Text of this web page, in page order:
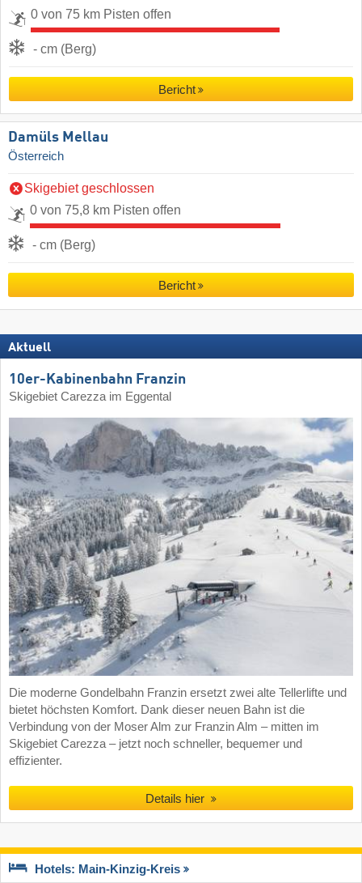
0 von 75 km Pisten offen
- cm (Berg)
Bericht
Damüls Mellau
Österreich
Skigebiet geschlossen
0 von 75,8 km Pisten offen
- cm (Berg)
Bericht
Aktuell
10er-Kabinenbahn Franzin
Skigebiet Carezza im Eggental
Die moderne Gondelbahn Franzin ersetzt zwei alte Tellerlifte und
bietet höchsten Komfort. Dank dieser neuen Bahn ist die
Verbindung von der Moser Alm zur Franzin Alm – mitten im
Skigebiet Carezza – jetzt noch schneller, bequemer und
effizienter.
Details hier
Hotels: Main-Kinzig-Kreis